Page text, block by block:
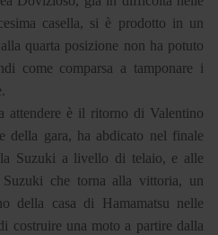
casella, si è prodotto in un
quarta posizione non ha potuto
come comparsa a tamponare i
attendere è il ritorno di Valentino
della gara, ha abdicato nel finale
Suzuki a livello di telaio, e alle
che torna alla vittoria, un
della casa di Hamamatsu nelle
costruire una moto a partire dalla